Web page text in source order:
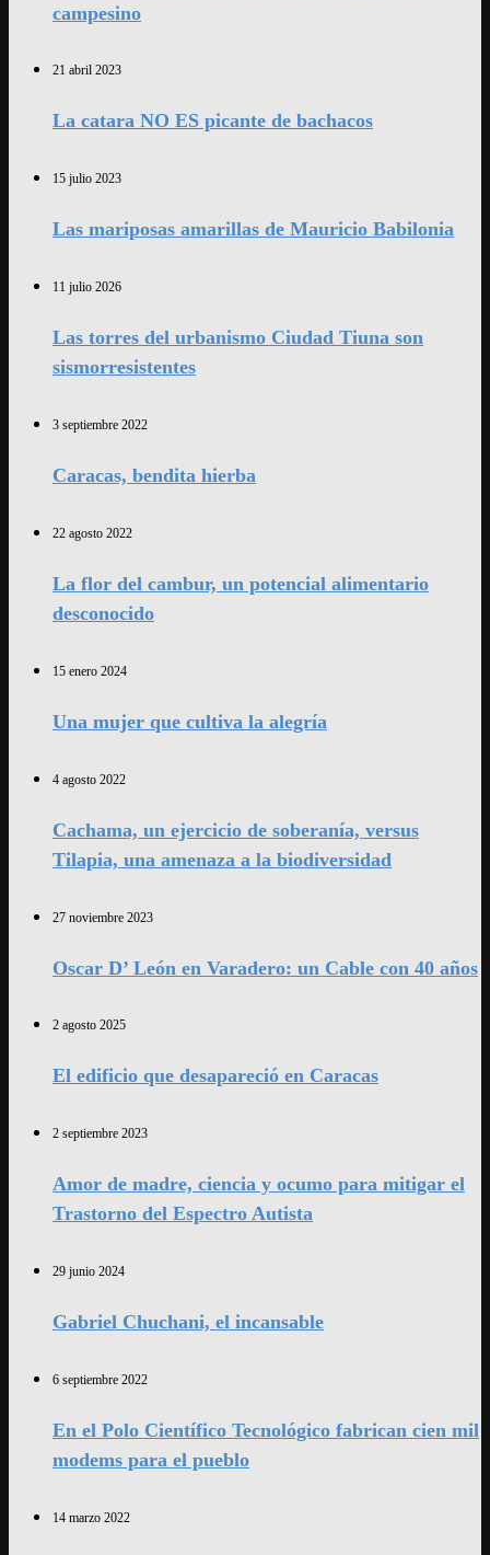
campesino
21 abril 2023
La catara NO ES picante de bachacos
15 julio 2023
Las mariposas amarillas de Mauricio Babilonia
11 julio 2026
Las torres del urbanismo Ciudad Tiuna son
sismorresistentes
3 septiembre 2022
Caracas, bendita hierba
22 agosto 2022
La flor del cambur, un potencial alimentario
desconocido
15 enero 2024
Una mujer que cultiva la alegría
4 agosto 2022
Cachama, un ejercicio de soberanía, versus
Tilapia, una amenaza a la biodiversidad
27 noviembre 2023
Oscar D’ León en Varadero: un Cable con 40 años
2 agosto 2025
El edificio que desapareció en Caracas
2 septiembre 2023
Amor de madre, ciencia y ocumo para mitigar el
Trastorno del Espectro Autista
29 junio 2024
Gabriel Chuchani, el incansable
6 septiembre 2022
En el Polo Científico Tecnológico fabrican cien mil
modems para el pueblo
14 marzo 2022